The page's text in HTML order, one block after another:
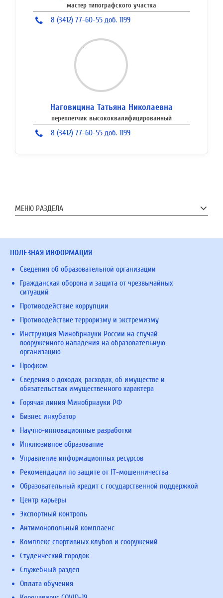
мастер типографского участка
8 (3412) 77-60-55 доб. 1199
Наговицина Татьяна Николаевна
переплетчик высококвалифицированный
8 (3412) 77-60-55 доб. 1199
МЕНЮ РАЗДЕЛА
ПОЛЕЗНАЯ ИНФОРМАЦИЯ
Сведения об образовательной организации
Гражданская оборона и защита от чрезвычайных
ситуаций
Противодействие коррупции
Противодействие терроризму и экстремизму
Инструкция Минобрнауки России на случай
вооруженного нападения на образовательную
организацию
Профком
Сведения о доходах, расходах, об имуществе и
обязательствах имущественного характера
Горячая линия Минобрнауки РФ
Бизнес инкубатор
Научно-инновационные разработки
Инклюзивное образование
Управление информационных ресурсов
Рекомендации по защите от IT-мошенничества
Образовательный кредит с государственной поддержкой
Центр карьеры
Экспортный контроль
Антимонопольный комплаенс
Комплекс спортивных клубов и сооружений
Студенческий городок
Служебный раздел
Оплата обучения